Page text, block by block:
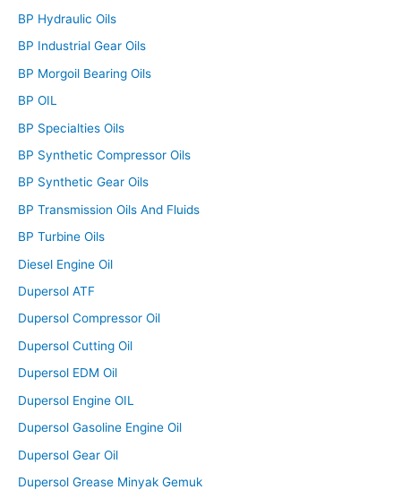
BP Hydraulic Oils
BP Industrial Gear Oils
BP Morgoil Bearing Oils
BP OIL
BP Specialties Oils
BP Synthetic Compressor Oils
BP Synthetic Gear Oils
BP Transmission Oils And Fluids
BP Turbine Oils
Diesel Engine Oil
Dupersol ATF
Dupersol Compressor Oil
Dupersol Cutting Oil
Dupersol EDM Oil
Dupersol Engine OIL
Dupersol Gasoline Engine Oil
Dupersol Gear Oil
Dupersol Grease Minyak Gemuk